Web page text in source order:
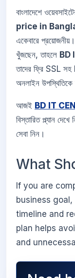
বাংলাদেশে
price in
একেবারে
খুঁজছেন, তাহলে BD
তাদের ফ্রি SSL সহ
অনলাইন উপস্থিতিকে
আজই BD IT
বিস্তারিত প্ল্যান
সেবা নিন।
What
If you are
business
timeline and
plan helps
and